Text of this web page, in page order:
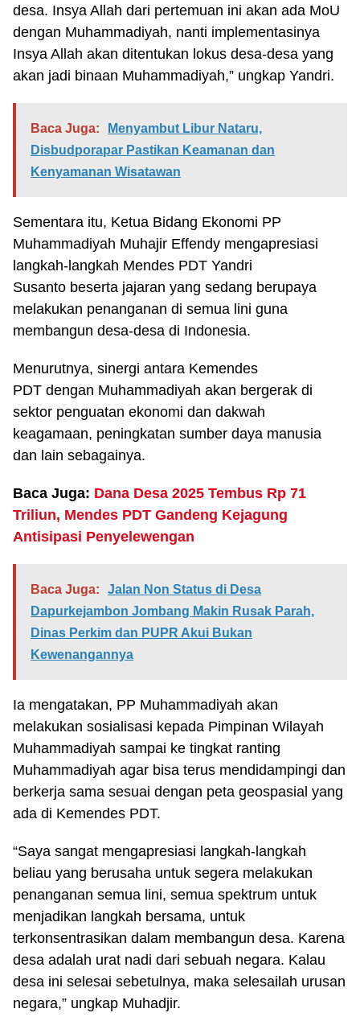
desa. Insya Allah dari pertemuan ini akan ada MoU
dengan Muhammadiyah, nanti implementasinya
Insya Allah akan ditentukan lokus desa-desa yang
akan jadi binaan Muhammadiyah,” ungkap Yandri.
Baca Juga:
Menyambut Libur Nataru,
Disbudporapar Pastikan Keamanan dan
Kenyamanan Wisatawan
Sementara itu, Ketua Bidang Ekonomi PP
Muhammadiyah Muhajir Effendy mengapresiasi
langkah-langkah Mendes PDT Yandri
Susanto beserta jajaran yang sedang berupaya
melakukan penanganan di semua lini guna
membangun desa-desa di Indonesia.
Menurutnya, sinergi antara Kemendes
PDT dengan Muhammadiyah akan bergerak di
sektor penguatan ekonomi dan dakwah
keagamaan, peningkatan sumber daya manusia
dan lain sebagainya.
Baca Juga: Dana Desa 2025 Tembus Rp 71
Triliun, Mendes PDT Gandeng Kejagung
Antisipasi Penyelewengan
Baca Juga:
Jalan Non Status di Desa
Dapurkejambon Jombang Makin Rusak Parah,
Dinas Perkim dan PUPR Akui Bukan
Kewenangannya
Ia mengatakan, PP Muhammadiyah akan
melakukan sosialisasi kepada Pimpinan Wilayah
Muhammadiyah sampai ke tingkat ranting
Muhammadiyah agar bisa terus mendidampingi dan
berkerja sama sesuai dengan peta geospasial yang
ada di Kemendes PDT.
“Saya sangat mengapresiasi langkah-langkah
beliau yang berusaha untuk segera melakukan
penanganan semua lini, semua spektrum untuk
menjadikan langkah bersama, untuk
terkonsentrasikan dalam membangun desa. Karena
desa adalah urat nadi dari sebuah negara. Kalau
desa ini selesai sebetulnya, maka selesailah urusan
negara,” ungkap Muhadjir.